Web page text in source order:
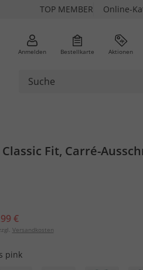
TOP MEMBER Online-
Anmelden Bestellkarte Aktionen
Classic Fit, Carré-
€
Versandkosten
pink